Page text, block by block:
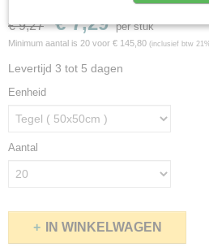
€ 9,27 € 7,29 per stuk
Minimum aantal is 20 voor € 145,80 (inclusief btw
Levertijd 3 tot 5 dagen
Eenheid
Aantal
IN WINKELWAGEN